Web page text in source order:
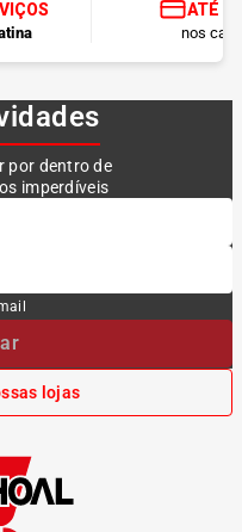
ATÉ
nos
por dentro de
imperdíveis
lojas